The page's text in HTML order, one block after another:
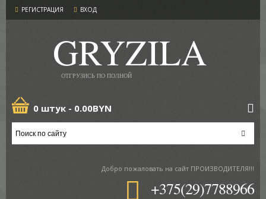
РЕГИСТРАЦИЯ ВХОД
GRYZILA
ОТГРУЗИСЬ ПО ПОЛНОЙ
0 штук - 0.00BYN
Добро пожаловать на сайт ПРОИЗВОДИТЕЛЯ!!!
+375(29)7788966